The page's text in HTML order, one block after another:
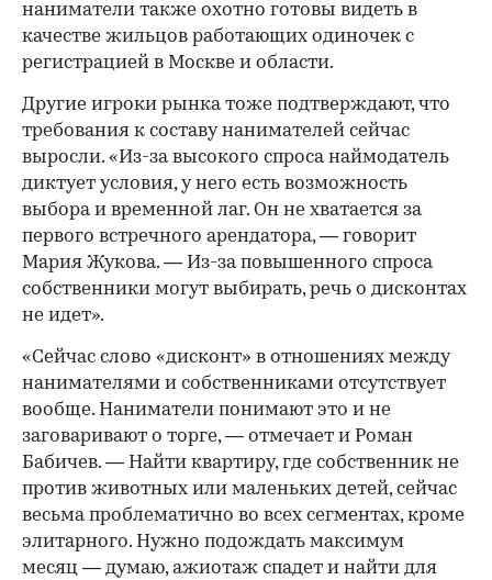
наниматели также охотно готовы видеть в
качестве жильцов работающих одиночек с
регистрацией в Москве и области.
Другие игроки рынка тоже подтверждают, что
требования к составу нанимателей сейчас
выросли. «Из-за высокого спроса наймодатель
диктует условия, у него есть возможность
выбора и временной лаг. Он не хватается за
первого встречного арендатора, — говорит
Мария Жукова. — Из-за повышенного спроса
собственники могут выбирать, речь о дисконтах
не идет».
«Сейчас слово «дисконт» в отношениях между
нанимателями и собственниками отсутствует
вообще. Наниматели понимают это и не
заговаривают о торге, — отмечает и Роман
Бабичев. — Найти квартиру, где собственник не
против животных или маленьких детей, сейчас
весьма проблематично во всех сегментах, кроме
элитарного. Нужно подождать максимум
месяц — думаю, ажиотаж спадет и найти для